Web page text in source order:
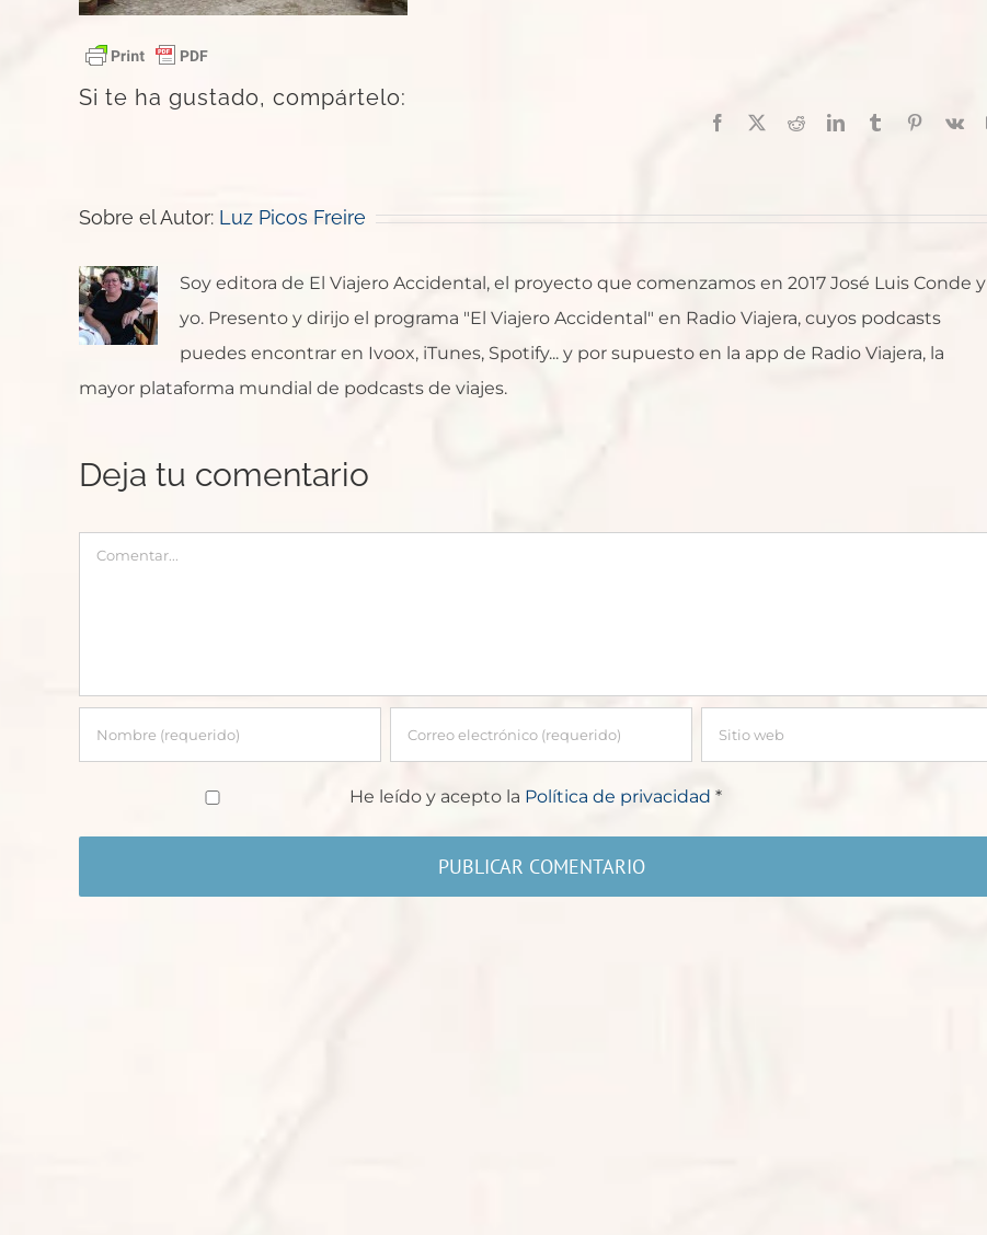
Si te ha gustado, compártelo:
Facebook RedditLinkedInTumblr Pinterest
Vk
Sobre el Autor: Luz Picos Freire
Soy editora de El Viajero Accidental, el proyecto que comenzamos en 2017 José Luis Conde y
yo. Presento y dirijo el programa "El Viajero Accidental" en Radio Viajera, cuyos podcasts
puedes encontrar en Ivoox, iTunes, Spotify... y por supuesto en la app de Radio Viajera, la
mayor plataforma mundial de podcasts de viajes.
Deja tu comentario
Comentar
He leído y acepto la Política de privacidad*